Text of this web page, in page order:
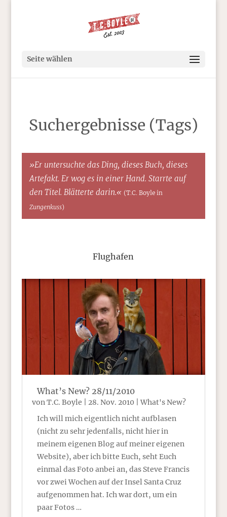
Seite wählen
Suchergebnisse (Tags)
»Er untersuchte das Ding, dieses Buch, dieses
Artefakt. Er wog es in einer Hand. Starrte auf
den Titel. Blätterte darin.« (T.C. Boyle in
Zungenkuss)
Flughafen
What’s New? 28/11/2010
vonT.C. Boyle 28. Nov. 2010 |What's New?
Ich will mich eigentlich nicht aufblasen
(nicht zu sehr jedenfalls, nicht hier in
meinem eigenen Blog auf meiner eigenen
Website), aber ich bitte Euch, seht Euch
einmal das Foto anbei an, das Steve Francis
vor zwei Wochen auf der Insel Santa Cruz
aufgenommen hat. Ich war dort, um ein
paar Fotos …